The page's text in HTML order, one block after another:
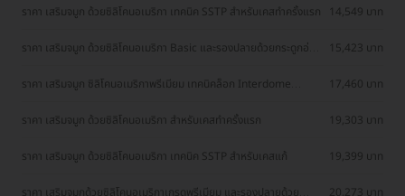
ราคา เสริมจมูก ด้วยซิลิโคนอเมริกา เทคนิค SSTP สำหรับเคสทำครั้งแรก 14,549 บาท
ราคา เสริมจมูก ด้วยซิลิโคนอเมริกา Basic และรองปลายด้วยกระดูกอ่อน
15,423 บาท
ราคา เสริมจมูก ซิลิโคนอเมริกาพรีเมียม เทคนิคล็อก Interdome
17,460 บาท
ราคา เสริมจมูก ด้วยซิลิโคนอเมริกา สำหรับเคสทำครั้งแรก 19,303 บาท
ราคา เสริมจมูก ด้วยซิลิโคนอเมริกา เทคนิค SSTP สำหรับเคสแก้ 19,399 บาท
ราคา เสริมจมูกด้วยซิลิโคนอเมริกาเกรดพรีเมียม และรองปลายด้วย
20,273 บาท